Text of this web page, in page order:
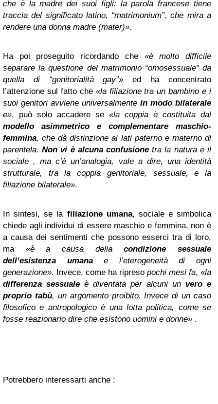
che è la madre dei suoi figli: la parola francese tiene
traccia del significato latino, “matrimonium”, che mira a
rendere una donna madre (mater)».
Ha poi proseguito ricordando che «è molto difficile
separare la questione del matrimonio “omosessuale” da
quella di “genitorialità gay”» ed ha concentrato
l’attenzione sul fatto che «la filiazione tra un bambino e i
suoi genitori avviene universalmente in modo bilaterale
e», può solo accadere se «la coppia è costituita dal
modello asimmetrico e complementare maschio-
femmina, che dà distinzione ai lati paterno e materno di
parentela.Non vi è alcuna confusione tra la natura e il
sociale , ma c’è un’analogia, vale a dire, una identità
strutturale, tra la coppia genitoriale, sessuale, e la
filiazione bilaterale».
In sintesi, se la filiazione umana, sociale e simbolica
chiede agli individui di essere maschio e femmina, non è
a causa dei sentimenti che possono esserci tra di loro,
ma «è a causa dellacondizione sessuale
dell’esistenza umanae l’eterogeneità di ogni
generazione». Invece, come ha ripreso pochi mesi fa, «la
differenza sessuale è diventata per alcuni un vero e
proprio tabù, un argomento proibito. Invece di un caso
filosofico e antropologico è una lotta politica, come se
fosse reazionario dire che esistono uomini e donne» .
Potrebbero interessarti anche :